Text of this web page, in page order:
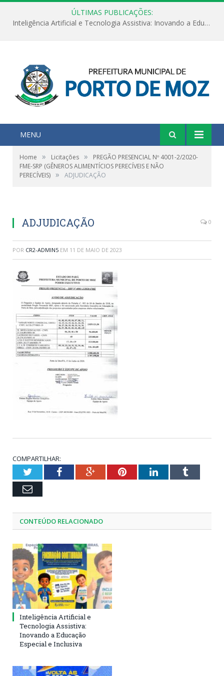
ÚLTIMAS PUBLICAÇÕES:
Inteligência Artificial e Tecnologia Assistiva: Inovando a Educação Especial e Inclusiva
MENU
Home » Licitações »
PREGÃO PRESENCIAL Nº 4001-2/2020-
FME-SRP (GÊNEROS ALIMENTÍCIOS PERECÍVEIS E NÃO
PERECÍVEIS) » ADJUDICAÇÃO
ADJUDICAÇÃO 0
POR CR2-ADMIN5 EM 11 DE MAIO DE 2023
COMPARTILHAR:
TwitterFacebookGoogle+PinterestLinkedInTumblr
Email
CONTEÚDO RELACIONADO
Inteligência Artificial e
Tecnologia Assistiva:
Inovando a Educação
Especial e Inclusiva